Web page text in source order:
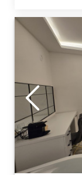
Studio
Vračar.
stambene
je za
Beograd
Lokacija:
Beograd
Adresa:
Deligradska
Cena58 €